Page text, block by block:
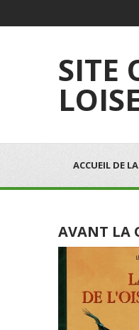
SITE
ACCUEIL DE
AVANT LA